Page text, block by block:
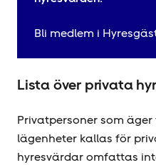
Bli medlem i
Lista över privata
Privatpersoner som
lägenheter kallas för
hyresvärdar omfattas